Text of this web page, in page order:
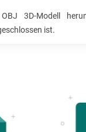
OBJ 3D-Modell
ist.